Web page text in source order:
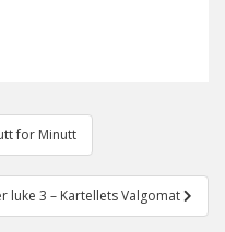
for Minutt
luke 3 – Kartellets Valgomat